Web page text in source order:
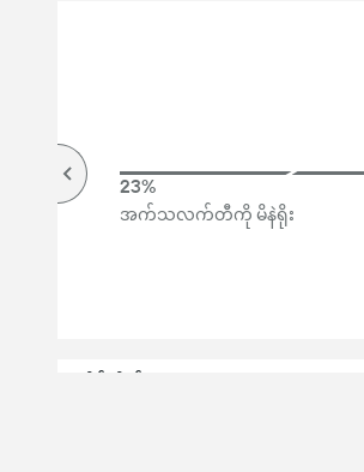
23%
အက်သလက်တီကို မိနဲရိုး